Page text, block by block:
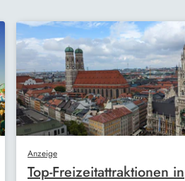
Anzeige
Top-Freizeitattraktionen in